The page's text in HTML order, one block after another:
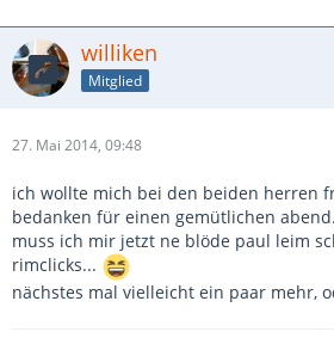
williken
Mitglied
27. Mai 2014, 09:48
ich wollte mich bei den beiden herren
bedanken für einen gemütlichen
muss ich mir jetzt ne blöde paul leim
rimclicks...
nächstes mal vielleicht ein paar mehr,